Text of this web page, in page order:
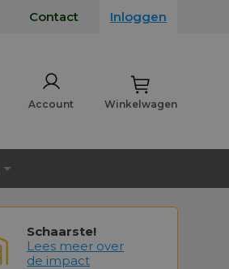
Contact Inloggen
Winkelwagen
Account
Schaarste!
Lees meer over
de impact